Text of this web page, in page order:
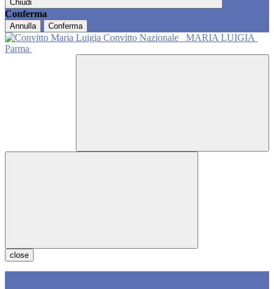
Chiudi
Conferma
Annulla Conferma
Convitto Nazionale
MARIA LUIGIA
Parma
close